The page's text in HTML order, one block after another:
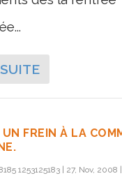
UN FREIN À LA
1253125183 27, Nov, 2008